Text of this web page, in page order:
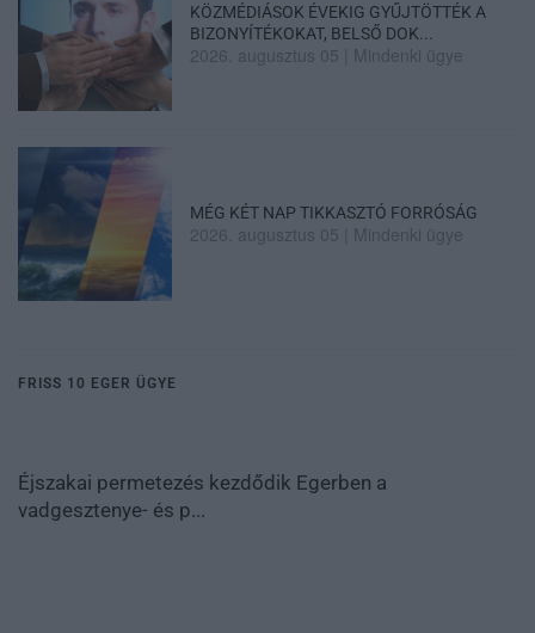
KÖZMÉDIÁSOK ÉVEKIG GYŰJTÖTTÉK A
BIZONYÍTÉKOKAT, BELSŐ DOK...
2026. augusztus 05 Mindenki ügye
MÉG KÉT NAP TIKKASZTÓ FORRÓSÁG
2026. augusztus 05 Mindenki ügye
FRISS 10 EGER ÜGYE
Éjszakai permetezés kezdődik Egerben a
vadgesztenye- és p...